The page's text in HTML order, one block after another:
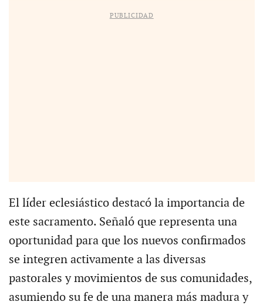
PUBLICIDAD
El líder eclesiástico destacó la importancia de
este sacramento. Señaló que representa una
oportunidad para que los nuevos confirmados
se integren activamente a las diversas
pastorales y movimientos de sus comunidades,
asumiendo su fe de una manera más madura y